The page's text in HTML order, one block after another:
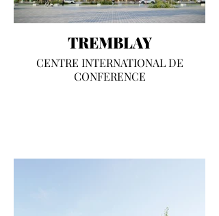
TREMBLAY
CENTRE INTERNATIONAL DE
CONFERENCE